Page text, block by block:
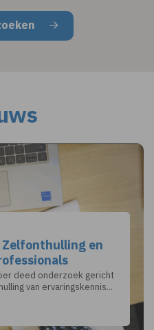
en
deed onderzoek gericht
van ervaringskennis...